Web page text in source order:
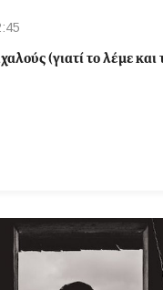
(γιατί το λέμε και